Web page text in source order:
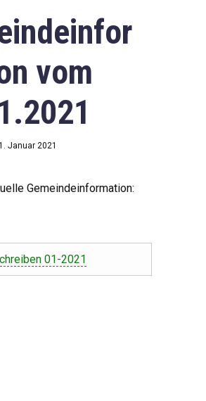
vom
Januar 2021
Gemeindeinformation:
01-2021